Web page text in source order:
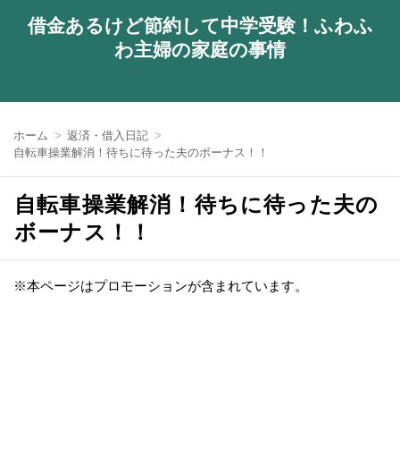
借金あるけど節約して中学受験！ふわふ
わ主婦の家庭の事情
ホーム
返済・借入日記
自転車操業解消！待ちに待った夫のボーナス！！
自転車操業解消！待ちに待った夫の
ボーナス！！
※本ページはプロモーションが含まれています。